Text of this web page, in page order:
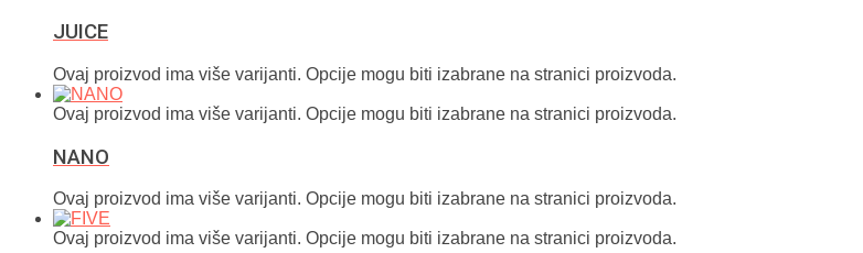
JUICE
Ovaj proizvod ima više varijanti. Opcije mogu biti izabrane na stranici proizvoda.
Ovaj proizvod ima više varijanti. Opcije mogu biti izabrane na stranici proizvoda.
NANO
Ovaj proizvod ima više varijanti. Opcije mogu biti izabrane na stranici proizvoda.
Ovaj proizvod ima više varijanti. Opcije mogu biti izabrane na stranici proizvoda.